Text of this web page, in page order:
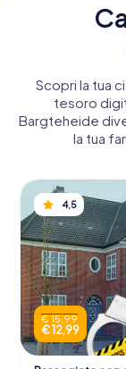
Scopri la tua
tesoro
Bargteheide
la tua
4,5
€ 15,99
€ 12,99